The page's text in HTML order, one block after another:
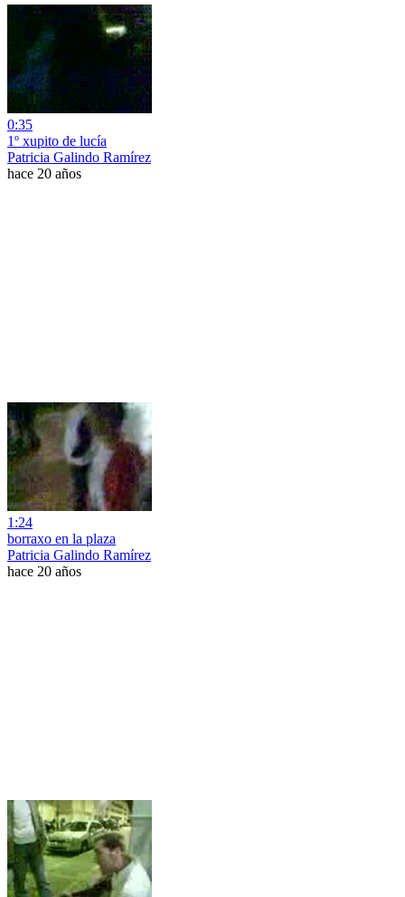
0:35
1º xupito de lucía
Patricia Galindo Ramírez
hace 20 años
1:24
borraxo en la plaza
Patricia Galindo Ramírez
hace 20 años